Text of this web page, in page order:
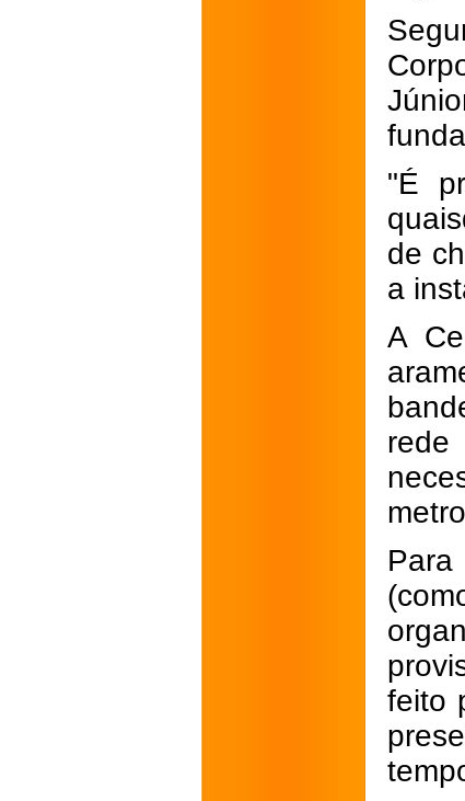
"É
de
a
A
feito